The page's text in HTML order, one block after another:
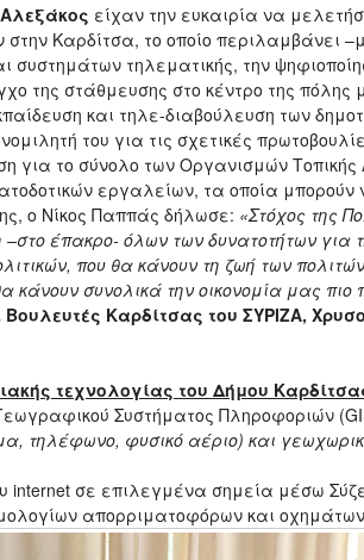
είχαν την ευκαιρία να
Καρδίτσα, το οποίο περιλαμβάνει
τηλεματικής, την
της στάθμευσης στο κέντρο της
και τηλε-διαβούλευση των
του για τις σχετικές
για το σύνολο των Οργανισμών Τοπικής
εργαλείων, τα οποία μπορούν
ο Νίκος Παππάς δήλωσε: «Στόχος της
–στο έπακρο- όλων των δυνατοτήτων
που θα κάνουν τη ζωή των
κάνουν συνολικά την οικονομία μας
Καρδίτσας του ΣΥΡΙΖΑ,
τεχνολογίας του Δήμου
Συστήματος Πληροφοριών
τηλέφωνο, φυσικό αέριο) και
σε επιλεγμένα σημεία μέσω
απορριματοφόρων και